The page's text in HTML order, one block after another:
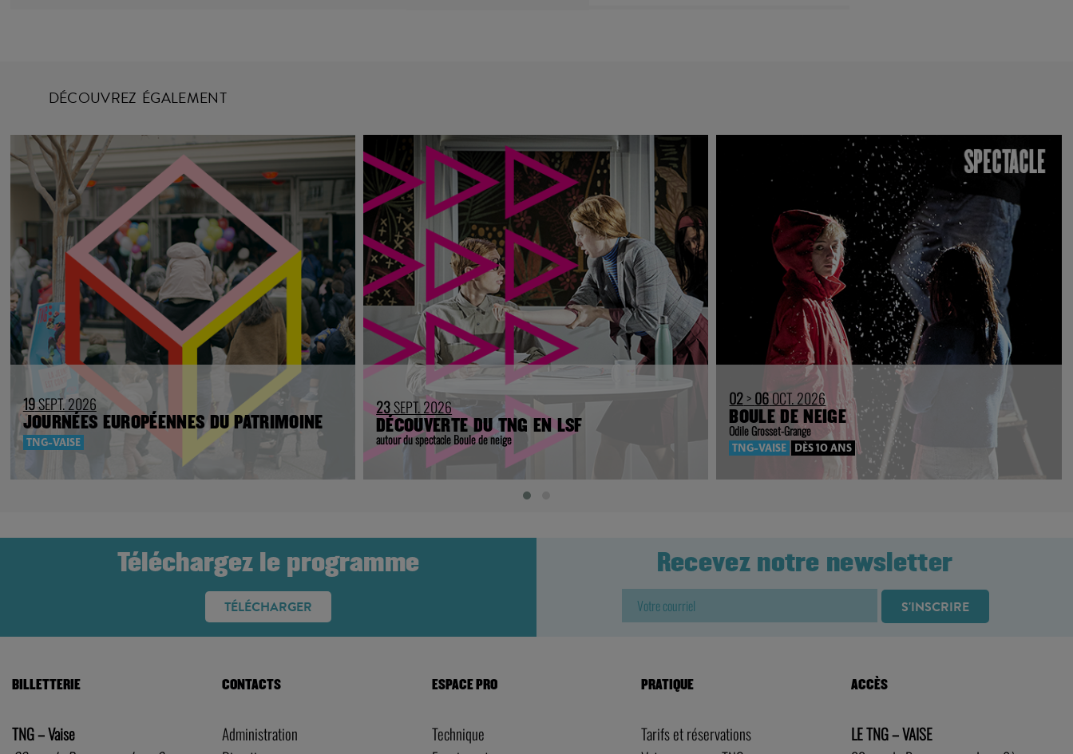
DÉCOUVREZ ÉGALEMENT
19SEPT. 2026
JOURNÉES EUROPÉENNES DU PATRIMOINE
TNG-VAISE
23SEPT. 2026
DÉCOUVERTE DU TNG EN LSF
autour du spectacle Boule de neige
02>06OCT. 2026
BOULE DE NEIGE
Odile Grosset-Grange
TNG-VAISE DÈS 10 ANS
Téléchargez le programme
TÉLÉCHARGER
Recevez notre newsletter
BILLETTERIE
TNG – Vaise
CONTACTS
Administration
ESPACE PRO
Technique
PRATIQUE
Tarifs et réservations
ACCÈS
LE TNG – VAISE